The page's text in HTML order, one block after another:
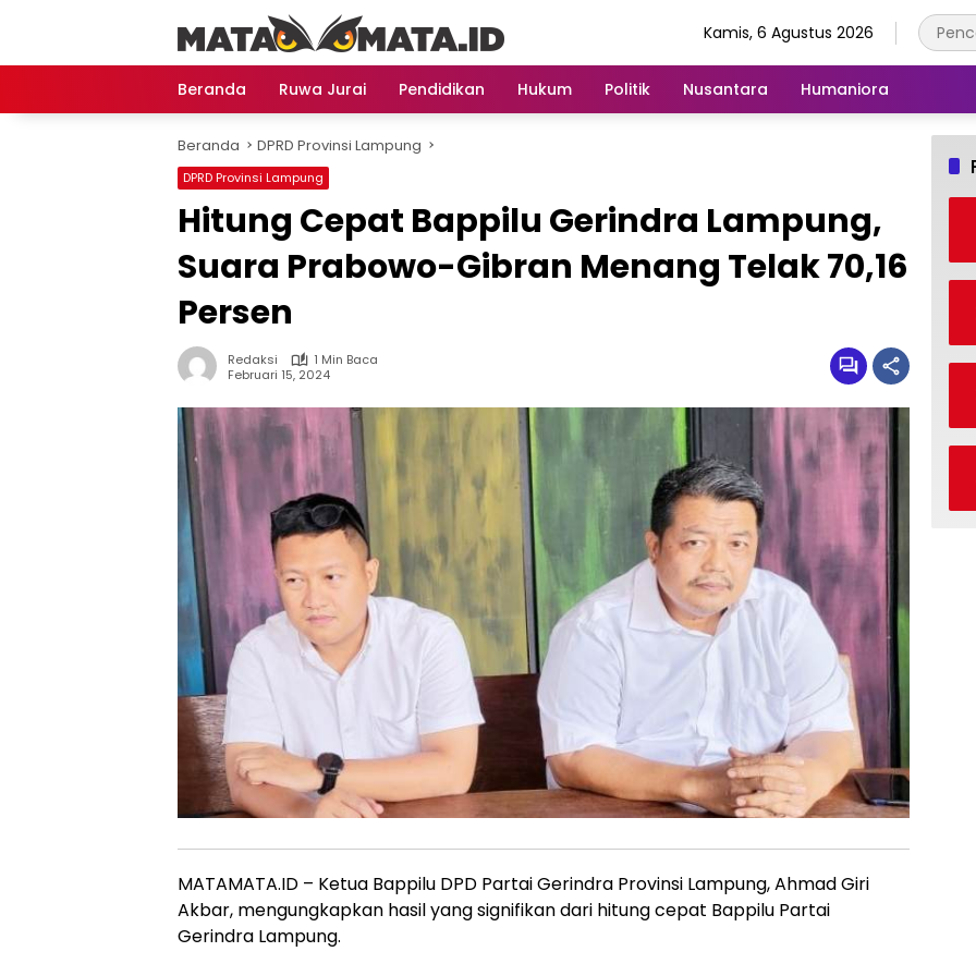
Kamis, 6 Agustus 2026
Beranda Ruwa Jurai Pendidikan Hukum Politik Nusantara Humaniora
Beranda DPRD Provinsi Lampung
DPRD Provinsi Lampung
Hitung Cepat Bappilu Gerindra Lampung,
Suara Prabowo-Gibran Menang Telak 70,16
Persen
Redaksi
1 Min Baca
Februari 15, 2024
MATAMATA.ID – Ketua Bappilu DPD Partai Gerindra Provinsi Lampung, Ahmad Giri
Akbar, mengungkapkan hasil yang signifikan dari hitung cepat Bappilu Partai
Gerindra Lampung.